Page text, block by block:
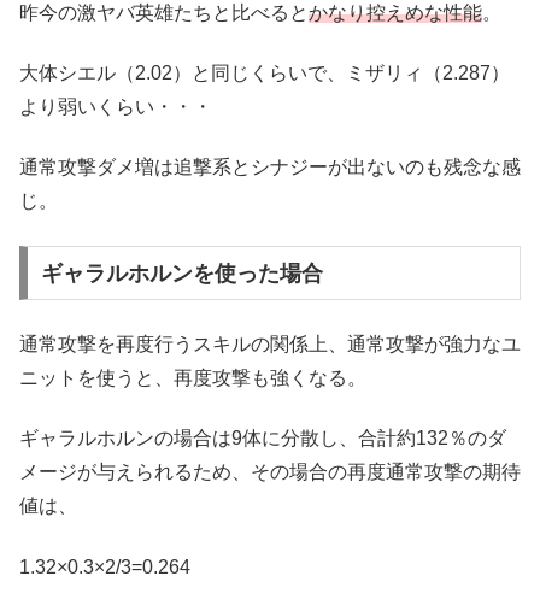
昨今の激ヤバ英雄たちと比べるとかなり控えめな性能。
大体シエル（2.02）と同じくらいで、ミザリィ（2.287）
より弱いくらい・・・
通常攻撃ダメ増は追撃系とシナジーが出ないのも残念な感
じ。
ギャラルホルンを使った場合
通常攻撃を再度行うスキルの関係上、通常攻撃が強力なユ
ニットを使うと、再度攻撃も強くなる。
ギャラルホルンの場合は9体に分散し、合計約132％のダ
メージが与えられるため、その場合の再度通常攻撃の期待
値は、
1.32×0.3×2/3=0.264